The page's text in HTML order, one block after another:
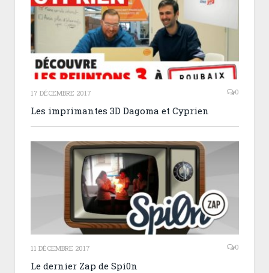
17 DÉCEMBRE 2017 0
Les imprimantes 3D Dagoma et Cyprien
11 DÉCEMBRE 2017 0
Le dernier Zap de Spi0n